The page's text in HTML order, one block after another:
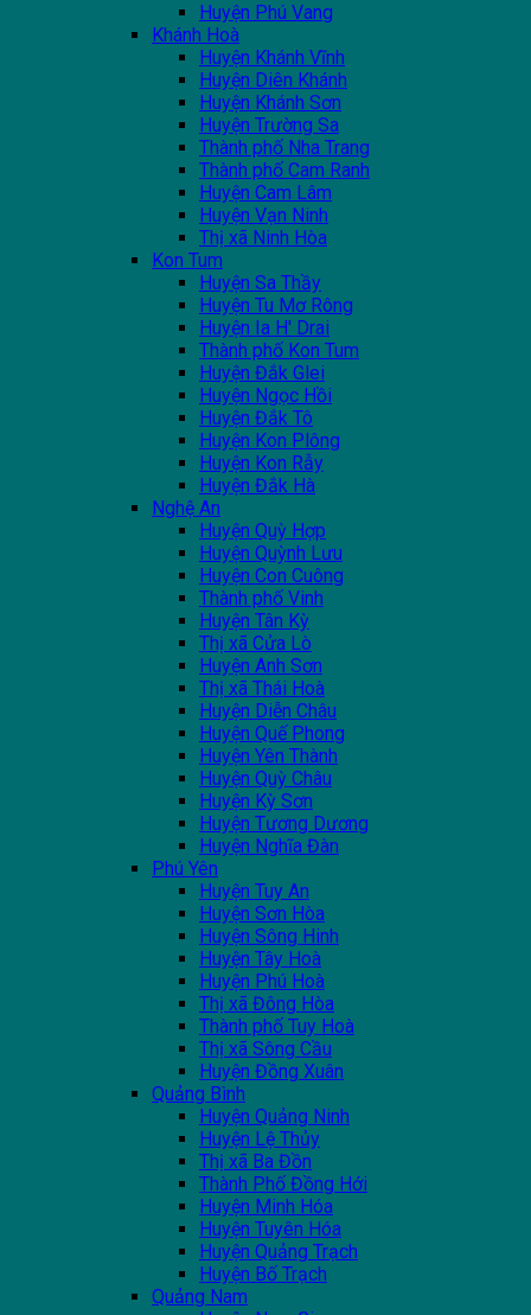
Huyện Phú Vang
Khánh Hoà
Huyện Khánh Vĩnh
Huyện Diên Khánh
Huyện Khánh Sơn
Huyện Trường Sa
Thành phố Nha Trang
Thành phố Cam Ranh
Huyện Cam Lâm
Huyện Vạn Ninh
Thị xã Ninh Hòa
Kon Tum
Huyện Sa Thầy
Huyện Tu Mơ Rông
Huyện Ia H' Drai
Thành phố Kon Tum
Huyện Đắk Glei
Huyện Ngọc Hồi
Huyện Đắk Tô
Huyện Kon Plông
Huyện Kon Rẫy
Huyện Đắk Hà
Nghệ An
Huyện Quỳ Hợp
Huyện Quỳnh Lưu
Huyện Con Cuông
Thành phố Vinh
Huyện Tân Kỳ
Thị xã Cửa Lò
Huyện Anh Sơn
Thị xã Thái Hoà
Huyện Diễn Châu
Huyện Quế Phong
Huyện Yên Thành
Huyện Quỳ Châu
Huyện Kỳ Sơn
Huyện Tương Dương
Huyện Nghĩa Đàn
Phú Yên
Huyện Tuy An
Huyện Sơn Hòa
Huyện Sông Hinh
Huyện Tây Hoà
Huyện Phú Hoà
Thị xã Đông Hòa
Thành phố Tuy Hoà
Thị xã Sông Cầu
Huyện Đồng Xuân
Quảng Bình
Huyện Quảng Ninh
Huyện Lệ Thủy
Thị xã Ba Đồn
Thành Phố Đồng Hới
Huyện Minh Hóa
Huyện Tuyên Hóa
Huyện Quảng Trạch
Huyện Bố Trạch
Quảng Nam